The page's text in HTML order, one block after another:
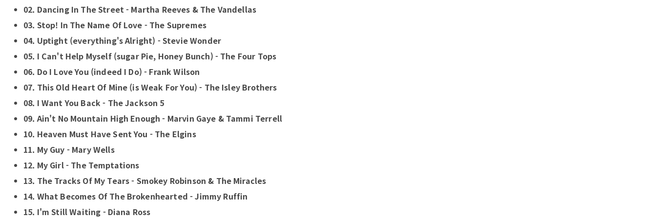
02. Dancing In The Street - Martha Reeves & The Vandellas
03. Stop! In The Name Of Love - The Supremes
04. Uptight (everything's Alright) - Stevie Wonder
05. I Can't Help Myself (sugar Pie, Honey Bunch) - The Four Tops
06. Do I Love You (indeed I Do) - Frank Wilson
07. This Old Heart Of Mine (is Weak For You) - The Isley Brothers
08. I Want You Back - The Jackson 5
09. Ain't No Mountain High Enough - Marvin Gaye & Tammi Terrell
10. Heaven Must Have Sent You - The Elgins
11. My Guy - Mary Wells
12. My Girl - The Temptations
13. The Tracks Of My Tears - Smokey Robinson & The Miracles
14. What Becomes Of The Brokenhearted - Jimmy Ruffin
15. I'm Still Waiting - Diana Ross